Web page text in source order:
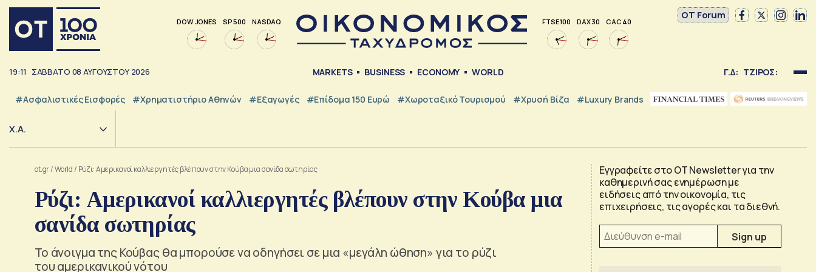
DOW JONES SP 500 NASDAQ FTSE 100 DAX 30 CAC 40
OT Forum
19:11 ΣΑΒΒΑΤΟ 08 ΑΥΓΟΥΣΤΟΥ 2026 MARKETS BUSINESS ECONOMY WORLD Γ.Δ: ΤΖΙΡΟΣ:
#Ασφαλιστικές Εισφορές #Χρηματιστήριο Αθηνών #εξαγωγές #Επίδομα 150 Ευρώ #Χωροταξικό Τουρισμού #Χρυσή Βίζα #luxury Brands
Χ.Α.
ot.gr/World / Ρύζι: Αμερικανοί καλλιεργητές βλέπουν στην Κούβα μια σανίδα σωτηρίας
Ρύζι: Αμερικανοί καλλιεργητές βλέπουν στην Κούβα μια
σανίδα σωτηρίας
Το άνοιγμα της Κούβας θα μπορούσε να οδηγήσει σε μια «μεγάλη ώθηση» για το ρύζι
του αμερικανικού νότου
Εγγραφείτε στο OT Newsletter για την
καθημερινή σας ενημέρωση με
ειδήσεις από την οικονομία, τις
επιχειρήσεις, τις αγορές και τα διεθνή.